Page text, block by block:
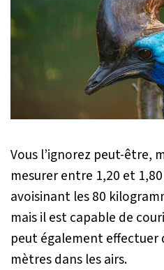
Vous l’ignorez peut-être,
mesurer entre 1,20 et
avoisinant les 80
mais il est capable de
peut également effectuer
mètres dans les airs.